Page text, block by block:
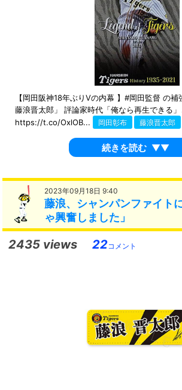
【岡田阪神18年ぶりVの内幕 】#岡田監督 の
藤浪晋太郎」 評論家時代「俺なら再生できる」
https://t.co/OxlOB...
岡田彰布 藤浪晋太郎
続きを読む ▼▼
2023年09月18日 9:40
藤浪、シャンパンファイト
ゃ興奮しました」
2435 views 22コメント